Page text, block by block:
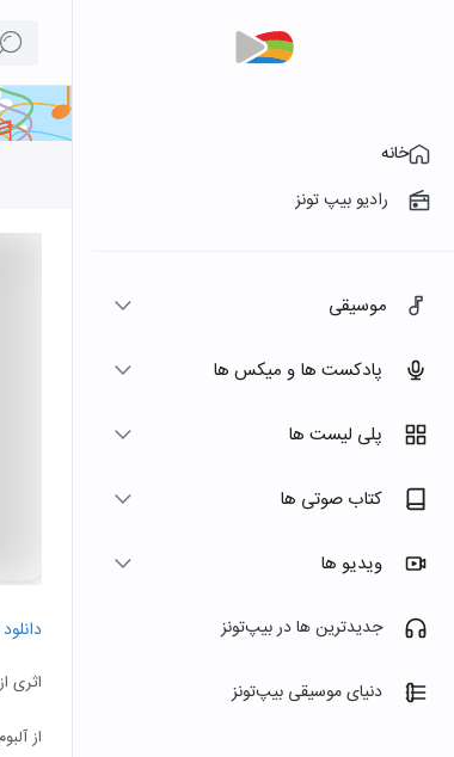
خانه
رادیو بیپ تونز
موسیقی
پادکست ها و میکس ها
پلی لیست ها
کتاب صوتی ها
ویدیو ها
جدیدترین ها در بیپ‌تونز
دنیای موسیقی بیپ‌تونز اثری
از